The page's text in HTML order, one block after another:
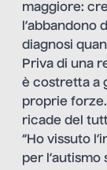
maggiore:
l’abbandono
diagnosi
Priva di una
è costretta a
proprie
ricade del
“Ho vissuto
per l’autismo